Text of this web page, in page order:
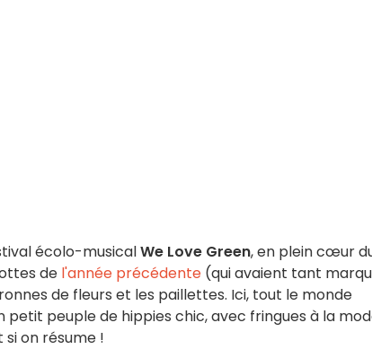
écolo-musicalWe Love Green, en plein cœur
de l'année précédente (qui avaient tant
de fleurs et les paillettes. Ici, tout le monde
peuple de hippies chic, avec fringues à la
on résume !